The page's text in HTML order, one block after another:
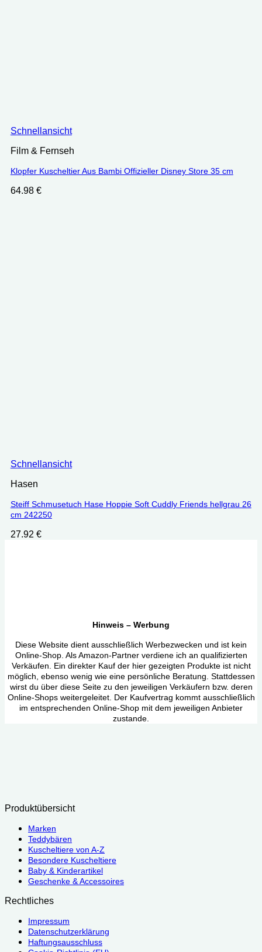
Schnellansicht
Film & Fernseh
Klopfer Kuscheltier Aus Bambi Offizieller Disney Store 35 cm
64.98 €
Schnellansicht
Hasen
Steiff Schmusetuch Hase Hoppie Soft Cuddly Friends hellgrau 26
cm 242250
27.92 €
Hinweis – Werbung
Diese Website dient ausschließlich Werbezwecken und ist kein
Online-Shop. Als Amazon-Partner verdiene ich an qualifizierten
Verkäufen. Ein direkter Kauf der hier gezeigten Produkte ist nicht
möglich, ebenso wenig wie eine persönliche Beratung. Stattdessen
wirst du über diese Seite zu den jeweiligen Verkäufern bzw. deren
Online-Shops weitergeleitet. Der Kaufvertrag kommt ausschließlich
im entsprechenden Online-Shop mit dem jeweiligen Anbieter
zustande.
Produktübersicht
Marken
Teddybären
Kuscheltiere von A-Z
Besondere Kuscheltiere
Baby & Kinderartikel
Geschenke & Accessoires
Rechtliches
Impressum
Datenschutzerklärung
Haftungsausschluss